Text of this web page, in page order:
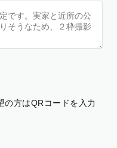
の方はQRコードを入力